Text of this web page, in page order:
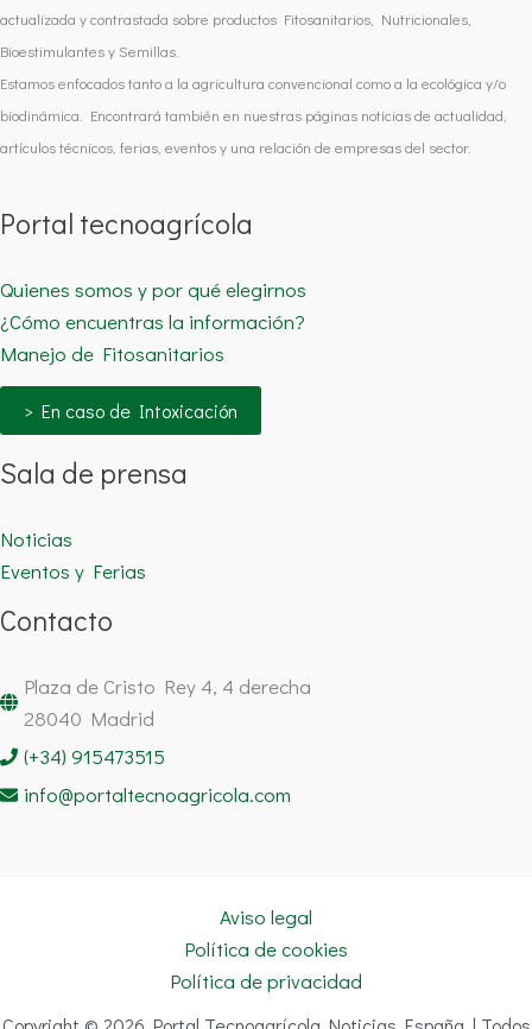
actualizada y contrastada sobre productos Fitosanitarios, Nutricionales,
Bioestimulantes y Semillas.
Estamos enfocados tanto a la agricultura convencional como a la ecológica y/o
biodinámica. Encontrará también en nuestras páginas noticias de actualidad,
artículos técnicos, ferias, eventos y una relación de empresas del sector.
Portal tecnoagrícola
Quienes somos y por qué elegirnos
¿Cómo encuentras la información?
Manejo de Fitosanitarios
> En caso de Intoxicación
Sala de prensa
Noticias
Eventos y Ferias
Contacto
Plaza de Cristo Rey 4, 4 derecha
28040 Madrid
(+34) 915473515
info@portaltecnoagricola.com
Aviso legal
Política de cookies
Política de privacidad